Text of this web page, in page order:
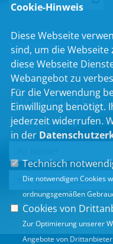
* Pflichtfeld
Newsletter
Erhalten Sie Neuigkeiten
* Pflichtfeld
Cookie-Hinweis
Diese Webseite
sind, um die
diese Webseite
Webangebot zu
Für die Verwendung
Einwilligung benötigt.
jederzeit widerrufen.
in der
Technisch
Die notwendigen Cookies
ordnungsgemäßen
Cookies von
Zur Optimierung unserer
Angebote von